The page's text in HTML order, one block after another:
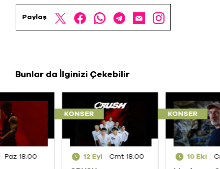
Paylaş
Bunlar da İlginizi Çekebilir
Paz 18:00
KONSER
12 Eyl Cmt 18:00
KONSER
10 Eki